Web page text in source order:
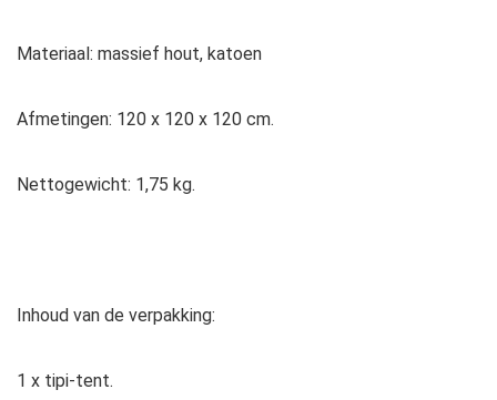
Materiaal: massief hout, katoen
Afmetingen: 120 x 120 x 120 cm.
Nettogewicht: 1,75 kg.
Inhoud van de verpakking:
1 x tipi-tent.